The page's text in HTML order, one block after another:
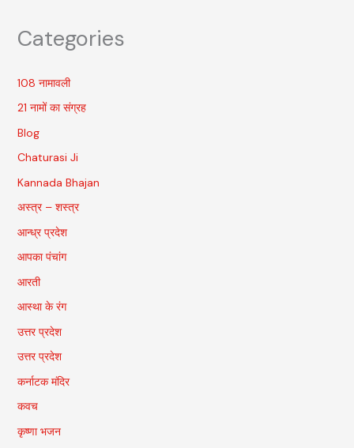
Categories
108 नामावली
21 नामों का संग्रह
Blog
Chaturasi Ji
Kannada Bhajan
अस्त्र – शस्त्र
आन्ध्र प्रदेश
आपका पंचांग
आरती
आस्था के रंग
उत्तर प्रदेश
उत्तर प्रदेश
कर्नाटक मंदिर
कवच
कृष्णा भजन